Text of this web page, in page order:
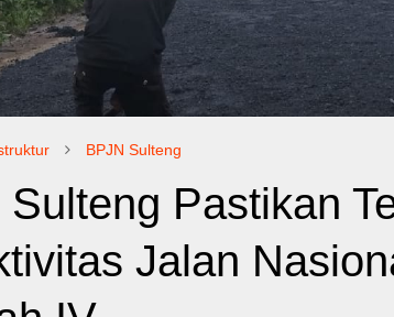
BPJN Sulteng
Sulteng Pastikan
Jalan